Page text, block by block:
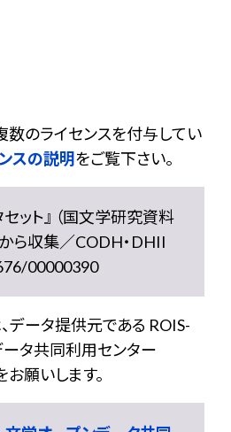
数のライセンスを付与してい
スの説明をご覧下さい。
ット』 （国文学研究資料
ら収集／CODH・DHII
00000390
データ提供元である ROIS-
タ共同利用センター
願いします。